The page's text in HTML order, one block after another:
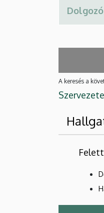
A keresés a